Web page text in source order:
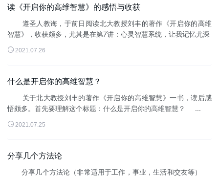
读《开启你的高维智慧》的感悟与收获
遵圣人教诲，于前日阅读北大教授刘丰的著作《开启你的高维
智慧》，收获颇多，尤其是在第7讲：心灵智慧系统，让我记忆尤深
&n...
 2021.07.26
什么是开启你的高维智慧？
关于北大教授刘丰的著作《开启你的高维智慧》一书，读后感
悟颇多。首先要理解这个标题：什么是开启你的高维智慧？ ...
 2021.07.25
分享几个方法论
分享几个方法论（非常适用于工作，事业，生活和交友等）